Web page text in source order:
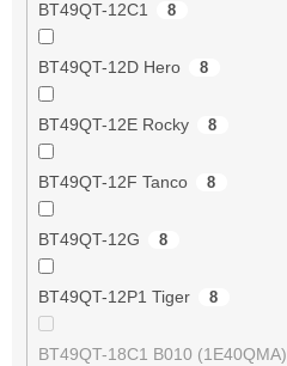
BT49QT-12C1 8
BT49QT-12D Hero 8
BT49QT-12E Rocky 8
BT49QT-12F Tanco 8
BT49QT-12G 8
BT49QT-12P1 Tiger 8
BT49QT-18C1 B010 (1E40QMA)